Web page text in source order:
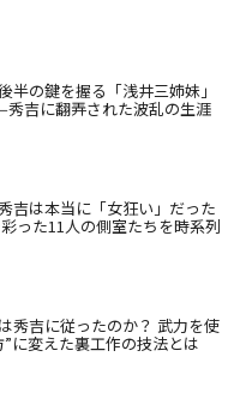
半の鍵を握る「浅井三姉妹」
吉に翻弄された波乱の生涯
吉は本当に「女狂い」だった
った11人の側室たちを時系列
秀吉に従ったのか？ 武力を使
に変えた裏工作の技法とは